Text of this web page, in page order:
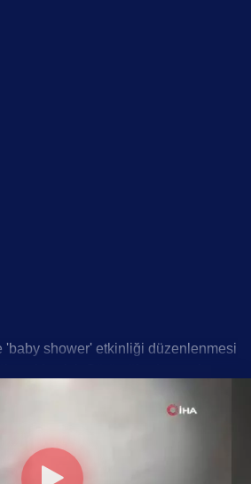
'baby shower' etkinliği düzenlenmesi
medyada gündem olmasının
herhangi bir onay